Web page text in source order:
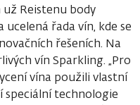
Reistenu body
řada vín, kde se
řešeních. Na
vín Sparkling. „Pro
vína použili vlastní
speciální technologie